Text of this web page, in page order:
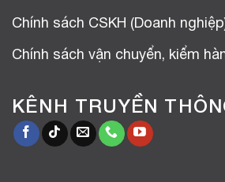
Chính sách CSKH (Doanh
Chính sách vận chuyển, kiểm
KÊNH TRUYỀN